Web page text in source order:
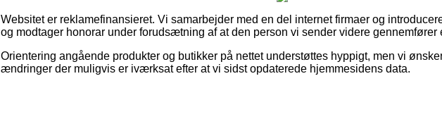
Websitet er reklamefinansieret. Vi samarbejder med en del internet firmaer og
og modtager honorar under forudsætning af at den person vi sender videre gennemfører
Orientering angående produkter og butikker på nettet understøttes hyppigt, men vi
ændringer der muligvis er iværksat efter at vi sidst opdaterede hjemmesidens data.